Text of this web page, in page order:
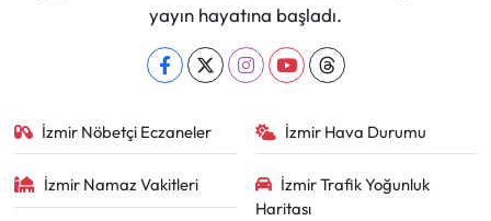
yayın hayatına başladı.
İzmir Nöbetçi Eczaneler İzmir Hava Durumu
İzmir Namaz Vakitleri
İzmir Trafik Yoğunluk
Haritası